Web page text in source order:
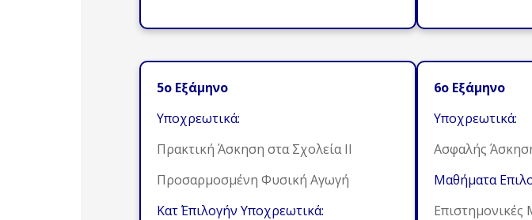
5ο Εξάμηνο
Υποχρεωτικά:
Πρακτική Άσκηση στα Σχολεία ΙΙ
Προσαρμοσμένη Φυσική Αγωγή
Κατ΄ Επιλογήν Υποχρεωτικά:
6ο Εξάμηνο
Υποχρεωτικά:
Ασφαλής
Μαθήματα
Επιστημονικές